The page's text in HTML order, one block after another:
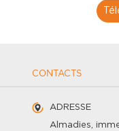
CONTACTS
ADRESSE
Almadies,